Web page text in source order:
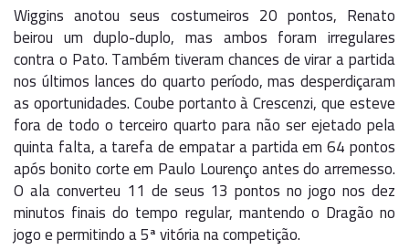
Wiggins anotou seus costumeiros 20 pontos, Renato
beirou um duplo-duplo, mas ambos foram irregulares
contra o Pato. Também tiveram chances de virar a partida
nos últimos lances do quarto período, mas desperdiçaram
as oportunidades. Coube portanto à Crescenzi, que esteve
fora de todo o terceiro quarto para não ser ejetado pela
quinta falta, a tarefa de empatar a partida em 64 pontos
após bonito corte em Paulo Lourenço antes do arremesso.
O ala converteu 11 de seus 13 pontos no jogo nos dez
minutos finais do tempo regular, mantendo o Dragão no
jogo e permitindo a 5ª vitória na competição.